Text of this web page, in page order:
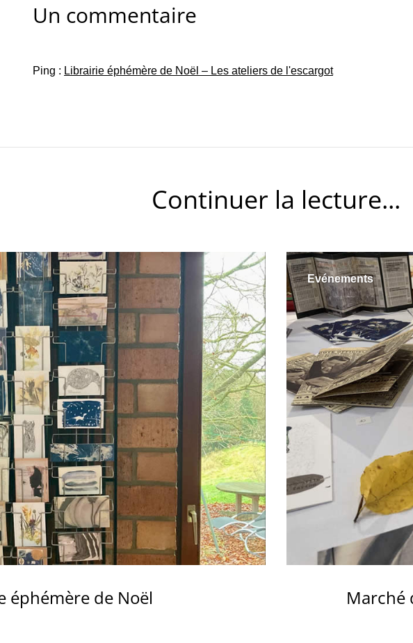
Un commentaire
Ping : Librairie éphémère de Noël – Les ateliers de l'escargot
Continuer la lecture...
éphémère de Noël
Evénements
Marché